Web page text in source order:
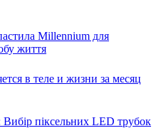
Millennium для
життя
в теле и жизни за месяц
піксельних LED трубок